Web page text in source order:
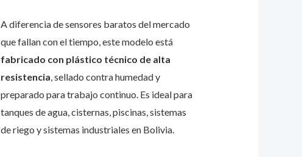
A diferencia de sensores baratos del mercado
que fallan con el tiempo, este modelo está
fabricado con plástico técnico de alta
resistencia, sellado contra humedad y
preparado para trabajo continuo. Es ideal para
tanques de agua, cisternas, piscinas, sistemas
de riego y sistemas industriales en Bolivia.